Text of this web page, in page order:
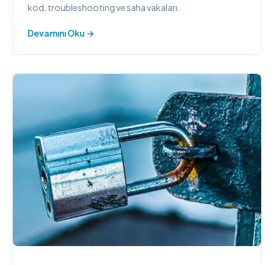
kod, troubleshooting ve saha vakaları.
Devamını Oku →